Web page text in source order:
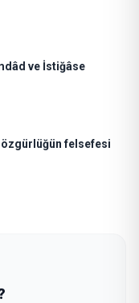
ve İstiğâse
felsefesi